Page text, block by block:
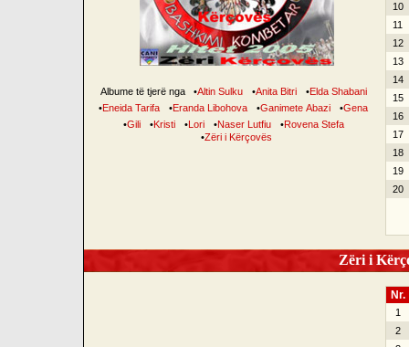
Albume të tjerë nga •Altin Sulku •Anita Bitri •Elda Shabani
•Eneida Tarifa •Eranda Libohova •Ganimete Abazi •Gena
•Gili •Kristi •Lori •Naser Lutfiu •Rovena Stefa
•Zëri i Kërçovës
10
11
12
13
14
15
16
17
18
19
20
Zëri i
Nr.
1
2